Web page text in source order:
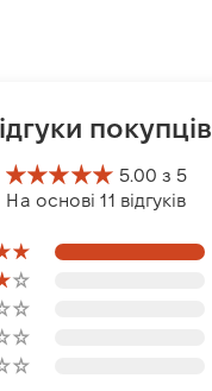
покупців
5.00 з 5
На основі 11 відгуків